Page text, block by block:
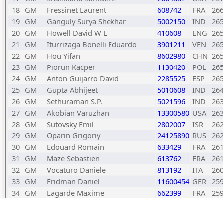
18 GM Fressinet Laurent 608742 FRA
19 GM Ganguly Surya Shekhar 5002150 IND
20 GM Howell David W L 410608 ENG
21
GM Iturrizaga Bonelli Eduardo 3901211 VEN
22 GM Hou Yifan 8602980 CHN
23 GM Piorun Kacper 1130420 POL
24 GM Anton Guijarro David 2285525 ESP
25 GM Gupta Abhijeet 5010608 IND
26 GM Sethuraman S.P. 5021596 IND
27 GM Akobian Varuzhan 13300580 USA
28 GM Sutovsky Emil 2802007 ISR
29 GM Oparin Grigoriy 24125890 RUS
30 GM Edouard Romain 633429 FRA
31
GM Maze Sebastien 613762 FRA
32 GM Vocaturo Daniele 813192 ITA
33 GM Fridman Daniel 11600454 GER
34 GM Lagarde Maxime 662399 FRA